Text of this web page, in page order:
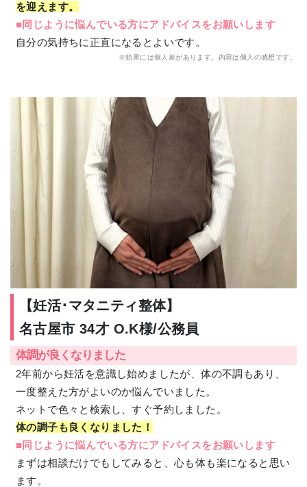
を迎えます。
■同じように悩んでいる方にアドバイスをお願いします
自分の気持ちに正直になるとよいです。
※効果には個人差があります。内容は個人の感想です。
【妊活･マタニティ整体】
名古屋市 34才 O.K様/公務員
体調が良くなりました
2年前から妊活を意識し始めましたが、体の不調もあり、
一度整えた方がよいのか悩んでいました。
ネットで色々と検索し、すぐ予約しました。
体の調子も良くなりました！
■同じように悩んでいる方にアドバイスをお願いします
まずは相談だけでもしてみると、心も体も楽になると思い
ます。